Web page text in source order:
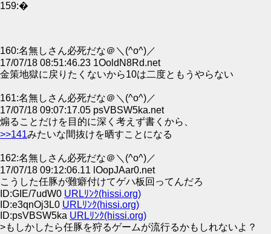
159:�
160:名無しさん必死だな＠＼(^o^)／
17/07/18 08:51:46.23 1OoldN8Rd.net
金策地獄に戻りたくないから10は二度ともうやらない
161:名無しさん必死だな＠＼(^o^)／
17/07/18 09:07:17.05 psVBSW5ka.net
煽ることだけを目的に深く考えず書くから、
>>141みたいな間抜けを晒すことになる
162:名無しさん必死だな＠＼(^o^)／
17/07/18 09:12:06.11 lOopJAar0.net
こうした任豚が難癖付けてゲハ板回ってんだろ
ID:GIE/7udW0 URLﾘﾝｸ(hissi.org)
ID:e3qnOj3L0 URLﾘﾝｸ(hissi.org)
ID:psVBSW5ka URLﾘﾝｸ(hissi.org)
>もしかしたら任豚を狩るゲームが流行るかもしれないよ？